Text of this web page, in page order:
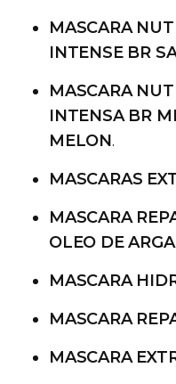
MASCARA
INTENSE BR
MASCARA
INTENSA BR
MELON.
MASCARAS
MASCARA
OLEO DE
MASCARA
MASCARA
MASCARA